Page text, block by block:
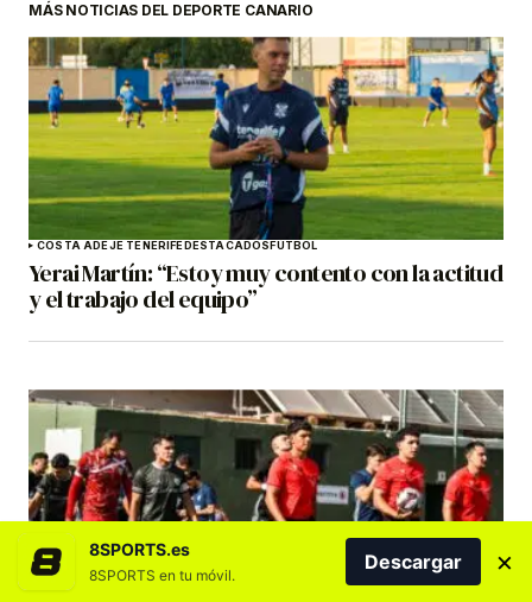
MÁS NOTICIAS DEL DEPORTE CANARIO
COSTA ADEJE TENERIFEDESTACADOSFÚTBOL
Yerai Martín: “Estoy muy contento con la actitud
y el trabajo del equipo”
8SPORTS.es
8SPORTS en tu móvil.
Descargar ×